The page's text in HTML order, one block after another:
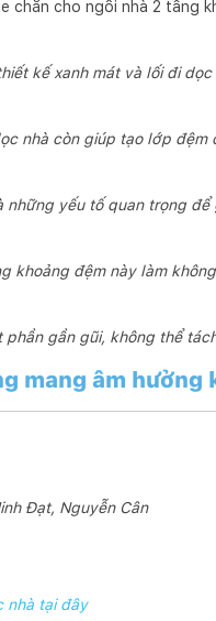
chắn cho ngôi nhà 2 tầng
kế xanh mát và lối đi
nhà còn giúp tạo lớp đệm
những yếu tố quan trọng
khoảng đệm này làm
phần gần gũi, không thể
mang âm
Đạt, Nguyễn Cân
nhà tại đây